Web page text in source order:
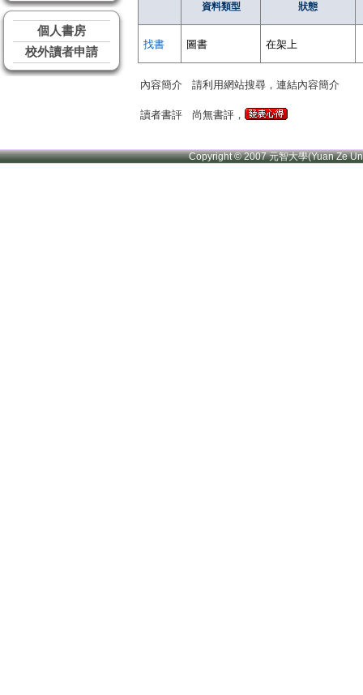
個人書房
校外讀者申請
資料類型 狀態
找書 圖書 在架上
內容簡介 請利用網站搜尋，連結內容簡介
讀者書評 尚無書評，
Copyright © 2007 元智大學(Yuan Ze